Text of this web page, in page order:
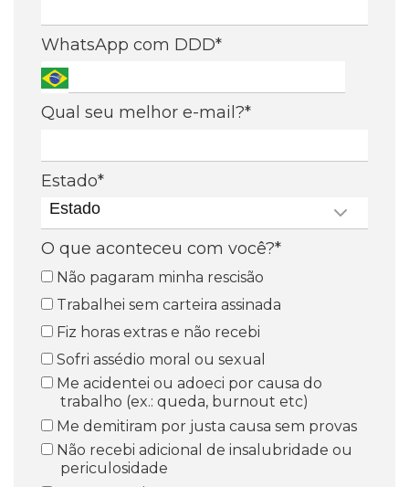
WhatsApp com DDD*
Qual seu melhor e-mail?*
Estado*
Estado
O que aconteceu com você?*
Não pagaram minha rescisão
Trabalhei sem carteira assinada
Fiz horas extras e não recebi
Sofri assédio moral ou sexual
Me acidentei ou adoeci por causa do
trabalho (ex.: queda, burnout etc)
Me demitiram por justa causa sem provas
Não recebi adicional de insalubridade ou
periculosidade